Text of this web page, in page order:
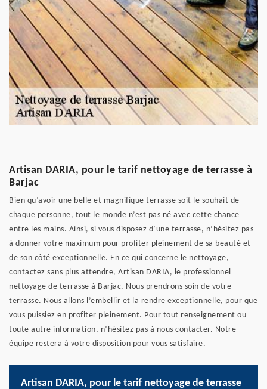
Artisan DARIA, pour le tarif nettoyage de terrasse à
Barjac
Bien qu’avoir une belle et magnifique terrasse soit le souhait de
chaque personne, tout le monde n’est pas né avec cette chance
entre les mains. Ainsi, si vous disposez d’une terrasse, n’hésitez pas
à donner votre maximum pour profiter pleinement de sa beauté et
de son côté exceptionnelle. En ce qui concerne le nettoyage,
contactez sans plus attendre, Artisan DARIA, le professionnel
nettoyage de terrasse à Barjac. Nous prendrons soin de votre
terrasse. Nous allons l’embellir et la rendre exceptionnelle, pour que
vous puissiez en profiter pleinement. Pour tout renseignement ou
toute autre information, n’hésitez pas à nous contacter. Notre
équipe restera à votre disposition pour vous satisfaire.
Artisan DARIA, pour le tarif nettoyage de terrasse